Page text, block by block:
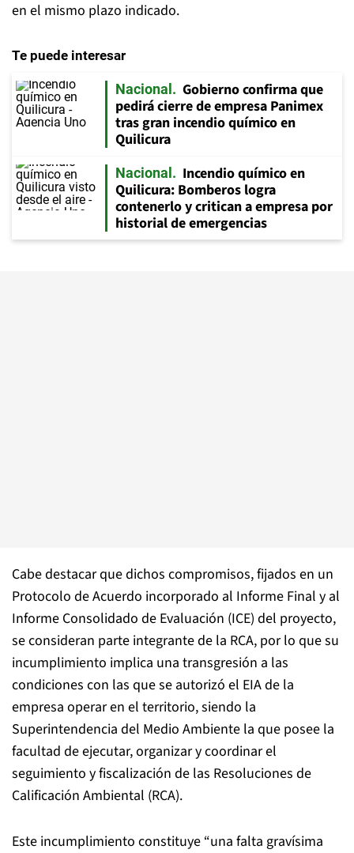
en el mismo plazo indicado.
Te puede interesar
Nacional
Gobierno confirma que
pedirá cierre de empresa Panimex
tras gran incendio químico en
Quilicura
Nacional
Incendio químico en
Quilicura: Bomberos logra
contenerlo y critican a empresa por
historial de emergencias
Cabe destacar que dichos compromisos, fijados en un
Protocolo de Acuerdo incorporado al Informe Final y al
Informe Consolidado de Evaluación (ICE) del proyecto,
se consideran parte integrante de la RCA, por lo que su
incumplimiento implica una transgresión a las
condiciones con las que se autorizó el EIA de la
empresa operar en el territorio, siendo la
Superintendencia del Medio Ambiente la que posee la
facultad de ejecutar, organizar y coordinar el
seguimiento y fiscalización de las Resoluciones de
Calificación Ambiental (RCA).
Este incumplimiento constituye “una falta gravísima